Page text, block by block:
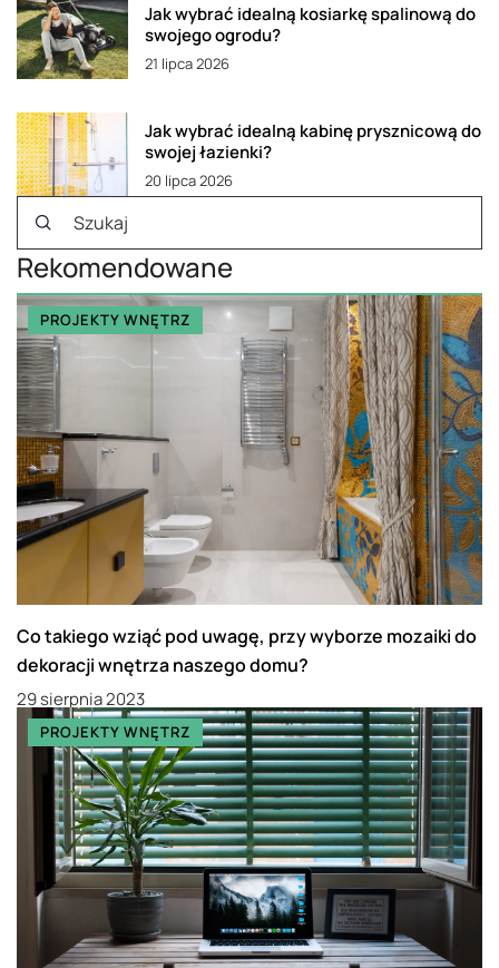
Jak wybrać idealną kosiarkę spalinową do
swojego ogrodu?
21 lipca 2026
Jak wybrać idealną kabinę prysznicową do
swojej łazienki?
20 lipca 2026
Rekomendowane
PROJEKTY WNĘTRZ
Co takiego wziąć pod uwagę, przy wyborze mozaiki do
dekoracji wnętrza naszego domu?
29 sierpnia 2023
PROJEKTY WNĘTRZ